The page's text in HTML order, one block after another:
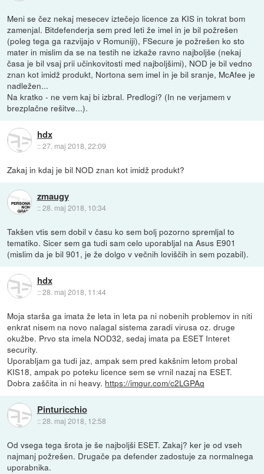
Meni se čez nekaj mesecev iztečejo licence za KIS in tokrat bom
zamenjal. Bitdefenderja sem pred leti že imel in je bil požrešen
(poleg tega ga razvijajo v Romuniji), FSecure je požrešen ko sto
mater in mislim da se na testih ne izkaže ravno najboljše (nekaj
časa je bil vsaj prii učinkovitosti med najboljšimi), NOD je bil vedno
znan kot imidž produkt, Nortona sem imel in je bil sranje, McAfee je
nadležen...
Na kratko - ne vem kaj bi izbral. Predlogi? (In ne verjamem v
brezplačne rešitve...).
hdx
::27. maj 2018, 22:09
Zakaj in kdaj je bil NOD znan kot imidž produkt?
zmaugy
::28. maj 2018, 10:34
Takšen vtis sem dobil v času ko sem bolj pozorno spremljal to
tematiko. Sicer sem ga tudi sam celo uporabljal na Asus E901
(mislim da je bil 901, je že dolgo v večnih loviščih in sem pozabil).
hdx
::28. maj 2018, 11:44
Moja starša ga imata že leta in leta pa ni nobenih problemov in niti
enkrat nisem na novo nalagal sistema zaradi virusa oz. druge
okužbe. Prvo sta imela NOD32, sedaj imata pa ESET Interet
security.
Uporabljam ga tudi jaz, ampak sem pred kakšnim letom probal
KIS18, ampak po poteku licence sem se vrnil nazaj na ESET.
Dobra zaščita in ni heavy. https://imgur.com/c2LGPAq
Pinturicchio
::28. maj 2018, 12:58
Od vsega tega šrota je še najboljši ESET. Zakaj? ker je od vseh
najmanj požrešen. Drugače pa defender zadostuje za normalnega
uporabnika.